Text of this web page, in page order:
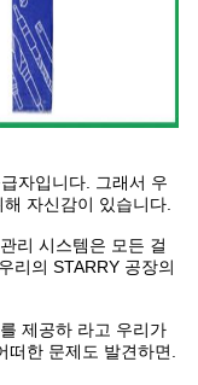
자입니다. 그래서 우
자신감이 있습니다.
리 시스템은 모든 걸
리의 STARRY 공장의
제공하 라고 우리가
한 문제도 발견하면.